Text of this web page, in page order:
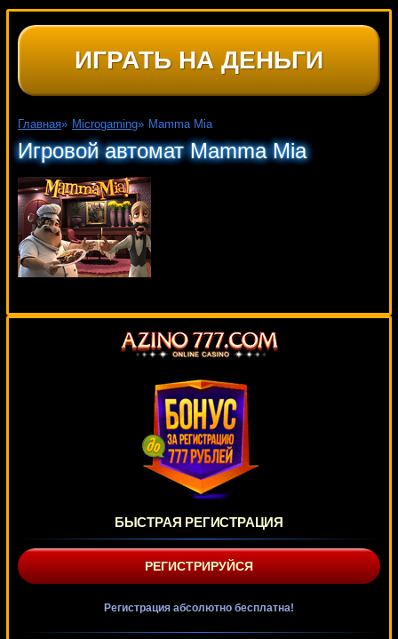
ИГРАТЬ НА ДЕНЬГИ
Главная» Microgaming» Mamma Mia
Игровой автомат Mamma Mia
БЫСТРАЯ РЕГИСТРАЦИЯ
РЕГИСТРИРУЙСЯ
Регистрация абсолютно бесплатна!